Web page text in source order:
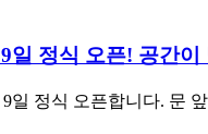
일 정식 오픈! 공간
일 정식 오픈합니다. 문